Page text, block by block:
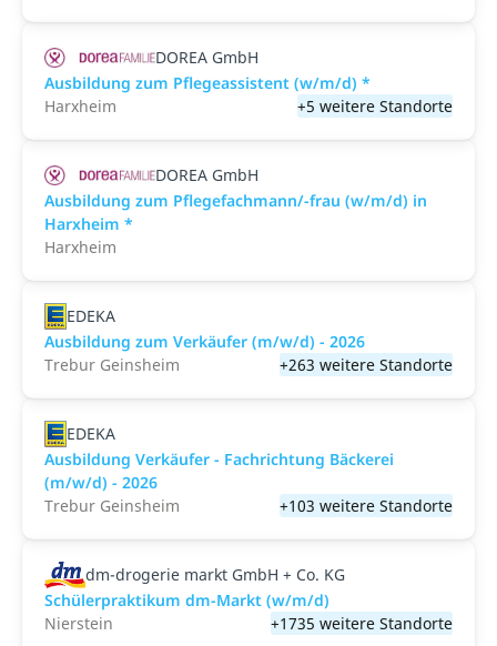
DOREA GmbH
Ausbildung zum Pflegeassistent (w/m/d) *
Harxheim
+5 weitere Standorte
DOREA GmbH
Ausbildung zum Pflegefachmann/-frau (w/m/d) in
Harxheim *
Harxheim
EDEKA
Ausbildung zum Verkäufer (m/w/d) - 2026
Trebur Geinsheim
+263 weitere Standorte
EDEKA
Ausbildung Verkäufer - Fachrichtung Bäckerei
(m/w/d) - 2026
Trebur Geinsheim
+103 weitere Standorte
dm-drogerie markt GmbH + Co. KG
Schülerpraktikum dm-Markt (w/m/d)
Nierstein
+1735 weitere Standorte